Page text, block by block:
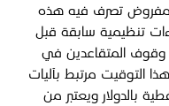
المفروض تصرف فيه هذه
تنظيمية سابقة قبل
وقوف المتقاعدين في
التوقيت مرتبط بآليات
بالدولار ويعتبر من